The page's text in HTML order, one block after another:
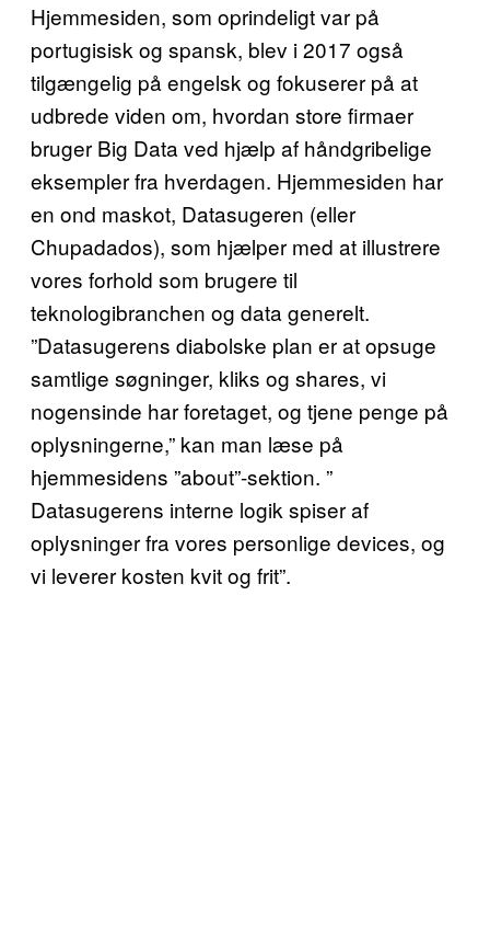
Hjemmesiden, som oprindeligt var på
portugisisk og spansk, blev i 2017 også
tilgængelig på engelsk og fokuserer på at
udbrede viden om, hvordan store firmaer
bruger Big Data ved hjælp af håndgribelige
eksempler fra hverdagen. Hjemmesiden har
en ond maskot, Datasugeren (eller
Chupadados), som hjælper med at illustrere
vores forhold som brugere til
teknologibranchen og data generelt.
”Datasugerens diabolske plan er at opsuge
samtlige søgninger, kliks og shares, vi
nogensinde har foretaget, og tjene penge på
oplysningerne,” kan man læse på
hjemmesidens ”about”-sektion. ”
Datasugerens interne logik spiser af
oplysninger fra vores personlige devices, og
vi leverer kosten kvit og frit”.